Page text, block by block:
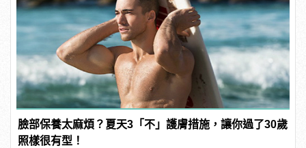
臉部保養太麻煩？夏天3「不」護膚措施，讓你過了30歲
照樣很有型！